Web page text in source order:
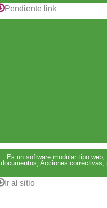
Pendiente link
Es un software modular tipo
documentos, Acciones
Ir al sitio